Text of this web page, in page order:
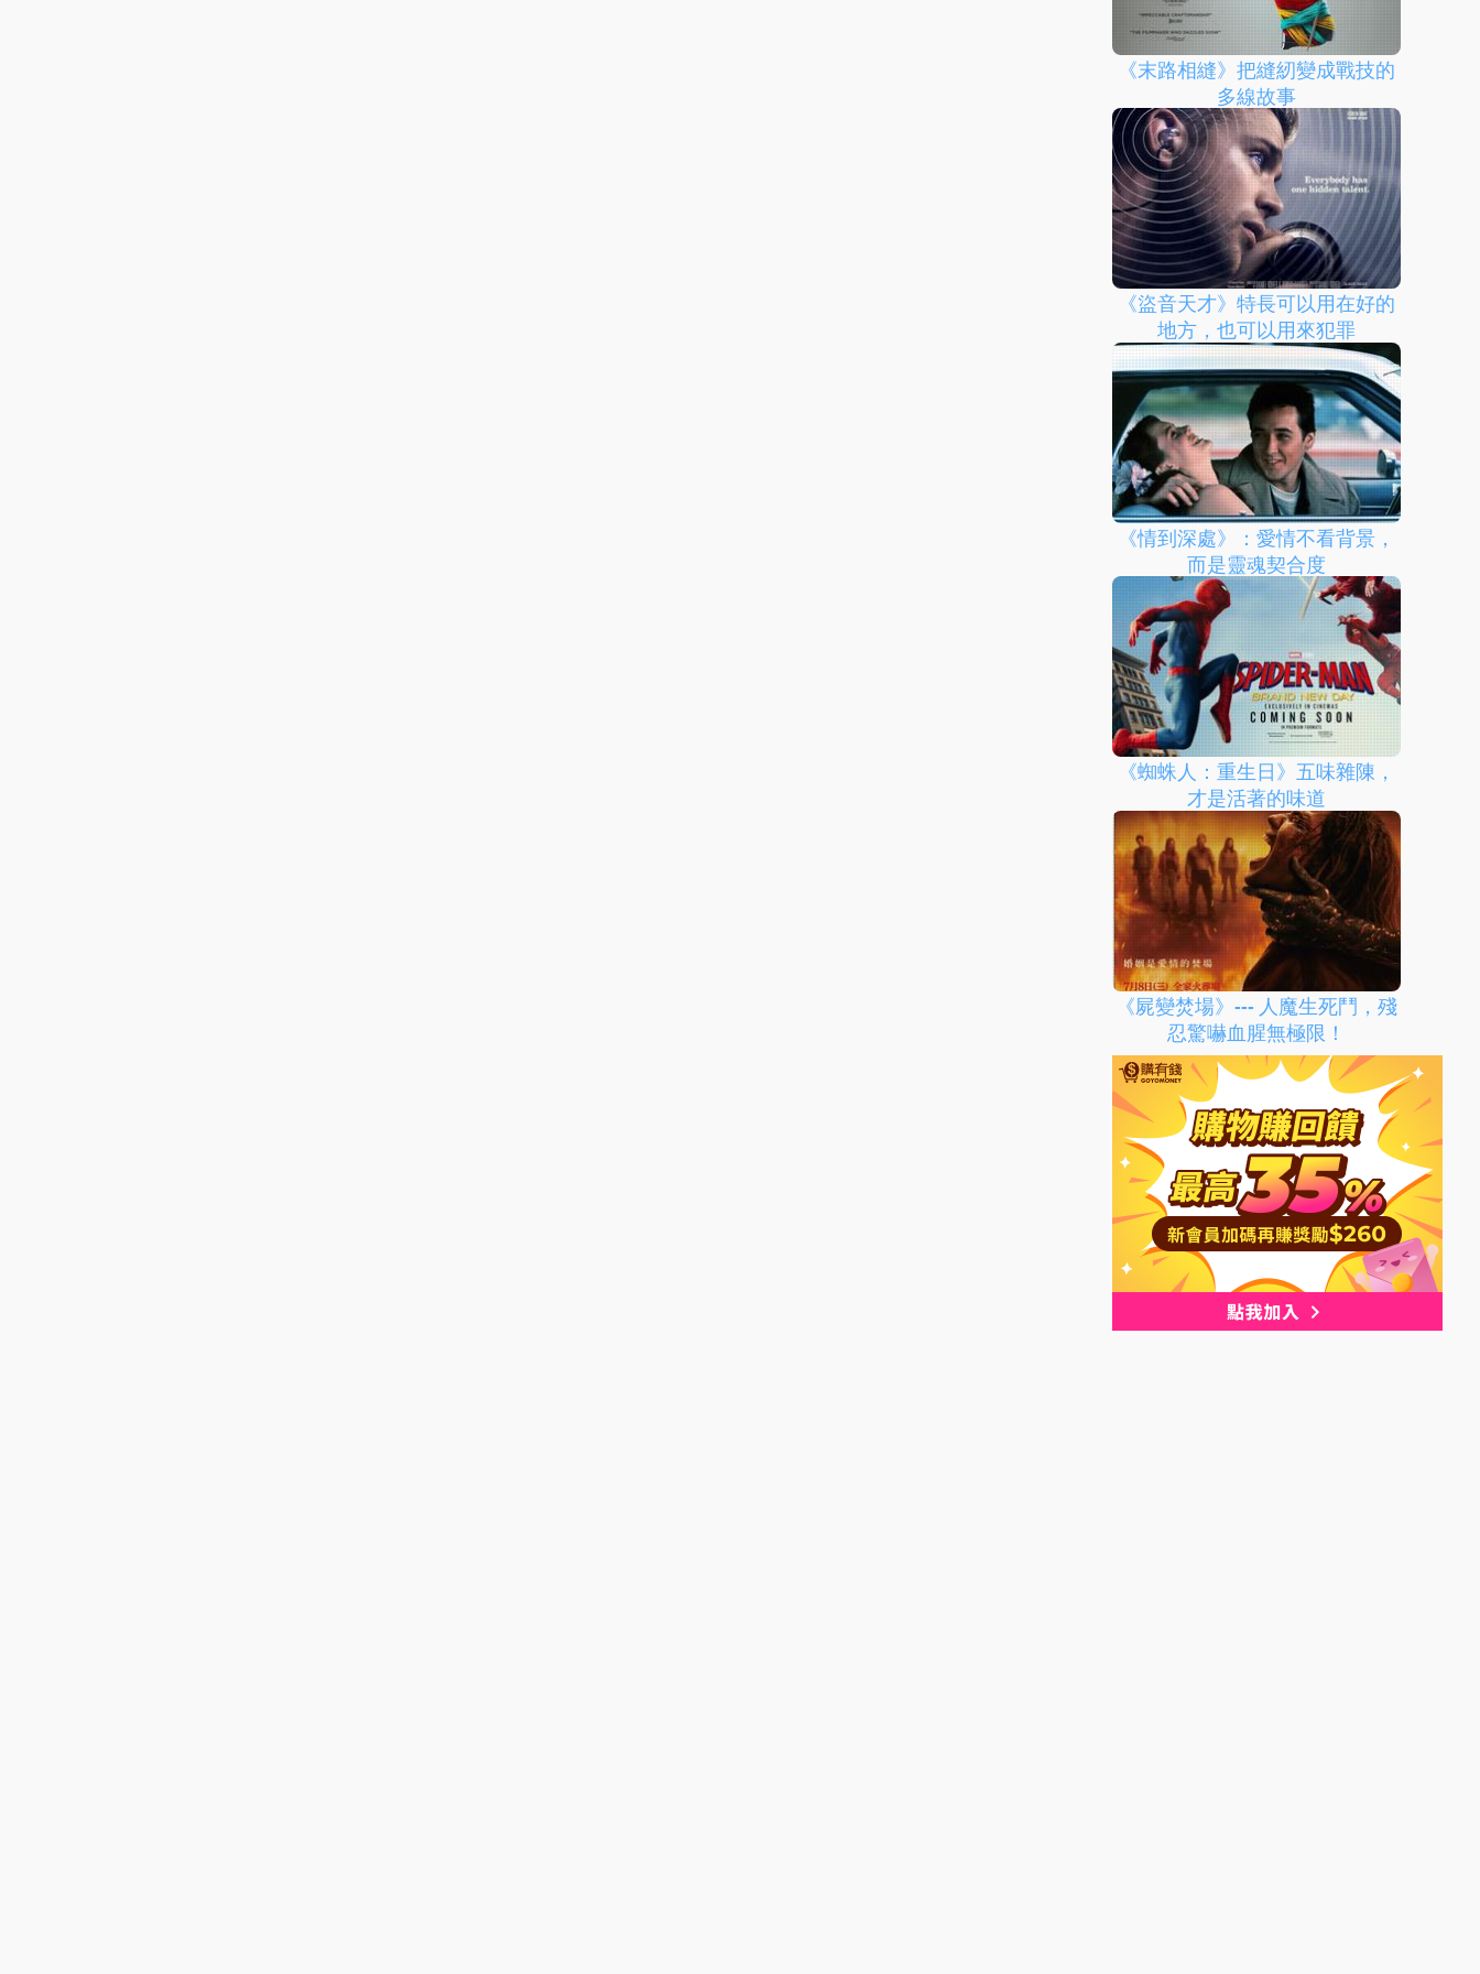
《末路相縫》把縫紉變成戰技的
多線故事
《盜音天才》特長可以用在好的
地方，也可以用來犯罪
《情到深處》：愛情不看背景，
而是靈魂契合度
《蜘蛛人：重生日》五味雜陳，
才是活著的味道
《屍變焚場》--- 人魔生死鬥，殘
忍驚嚇血腥無極限！